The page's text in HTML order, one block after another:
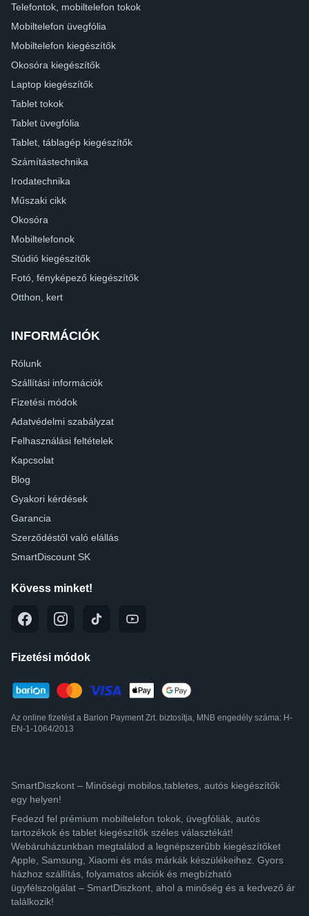
Telefontok, mobiltelefon tokok
Mobiltelefon üvegfólia
Mobiltelefon kiegészítők
Okosóra kiegészítők
Laptop kiegészítők
Tablet tokok
Tablet üvegfólia
Tablet, táblagép kiegészítők
Számítástechnika
Irodatechnika
Műszaki cikk
Okosóra
Mobiltelefonok
Stúdió kiegészítők
Fotó, fényképező kiegészítők
Otthon, kert
INFORMÁCIÓK
Rólunk
Szállítási információk
Fizetési módok
Adatvédelmi szabályzat
Felhasználási feltételek
Kapcsolat
Blog
Gyakori kérdések
Garancia
Szerződéstől való elállás
SmartDiscount SK
Kövess minket!
Fizetési módok
Az online fizetést a Barion Payment Zrt. biztosítja, MNB engedély száma: H-
EN-1-1064/2013
SmartDiszkont – Minőségi mobilos,tabletes, autós kiegészítők
egy helyen!
Fedezd fel prémium mobiltelefon tokok, üvegfóliák, autós
tartozékok és tablet kiegészítők széles választékát!
Webáruházunkban megtalálod a legnépszerűbb kiegészítőket
Apple, Samsung, Xiaomi és más márkák készülékeihez. Gyors
házhoz szállítás, folyamatos akciók és megbízható
ügyfélszolgálat – SmartDiszkont, ahol a minőség és a kedvező ár
találkozik!